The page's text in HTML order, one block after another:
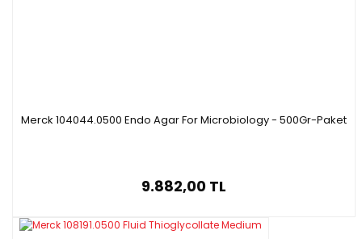
Merck 104044.0500 Endo Agar For Microbiology - 500Gr-Paket
9.882,00 TL